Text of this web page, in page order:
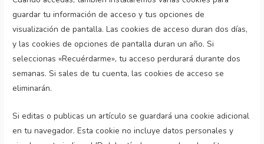
guardar tu información de acceso y tus opciones de
visualización de pantalla. Las cookies de acceso duran dos días,
y las cookies de opciones de pantalla duran un año. Si
seleccionas «Recuérdarme», tu acceso perdurará durante dos
semanas. Si sales de tu cuenta, las cookies de acceso se
eliminarán.
Si editas o publicas un artículo se guardará una cookie adicional
en tu navegador. Esta cookie no incluye datos personales y